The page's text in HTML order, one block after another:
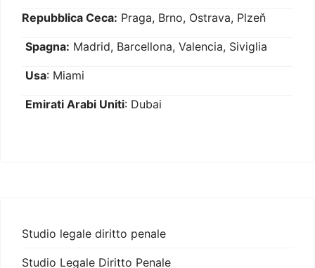
Repubblica Ceca: Praga, Brno, Ostrava, Plzeň
Spagna: Madrid, Barcellona, Valencia, Siviglia
Usa: Miami
Emirati Arabi Uniti: Dubai
Studio legale diritto penale
Studio Legale Diritto Penale